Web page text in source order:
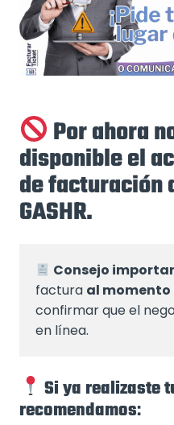
Por ahora
disponible el
de facturación
GASHR.
Consejo
factura al momento
confirmar que el
en línea.
Si ya realizaste
recomendamos: